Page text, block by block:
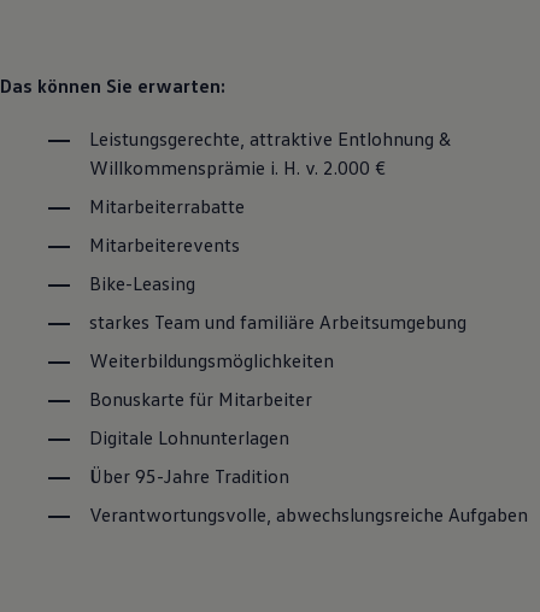
Economy Service
Zubehör
Modellspezifisches Zubehör
Schutz und Pflege
Entertainment und Elektronik
Individualisieren
Wallbox und Ladekabel
Digitale Extras
Dienste für Ihr Modell finden
Volkswagen Apps, Login und Shop
Updates für Software, Karten und Radio
Über Ihr Auto
Vorgängermodelle
Kundeninformationen
Volkswagen Kundenbetreuung
Warn- und Kontrollleuchten
Digitale Betriebsanleitung
Das können Sie erwarten:
Leistungsgerechte, attraktive Entlohnung &
Willkommensprämie i. H. v. 2.000 €
Mitarbeiterrabatte
Mitarbeiterevents
Bike-Leasing
starkes Team und familiäre Arbeitsumgebung
Weiterbildungsmöglichkeiten
Bonuskarte für Mitarbeiter
Digitale Lohnunterlagen
Über 95-Jahre Tradition
Verantwortungsvolle, abwechslungsreiche Aufgaben